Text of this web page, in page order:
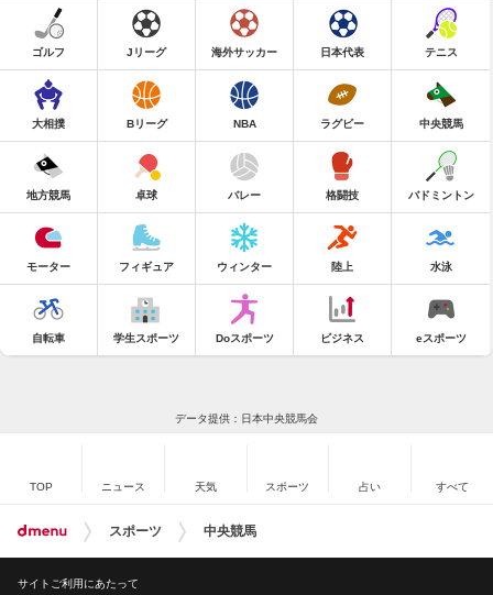
ゴルフ Jリーグ 海外サッカー 日本代表 テニス
大相撲 Bリーグ NBA ラグビー 中央競馬
地方競馬 卓球 バレー 格闘技 バドミントン
モーター フィギュア ウィンター 陸上 水泳
自転車 学生スポーツ Doスポーツ ビジネス eスポーツ
データ提供：日本中央競馬会
TOP ニュース 天気 スポーツ 占い すべて
スポーツ 中央競馬
サイトご利用にあたって